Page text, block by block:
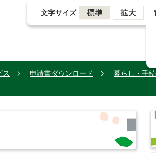
文字サイズ
ス 申請書ダウンロード 暮らし・手